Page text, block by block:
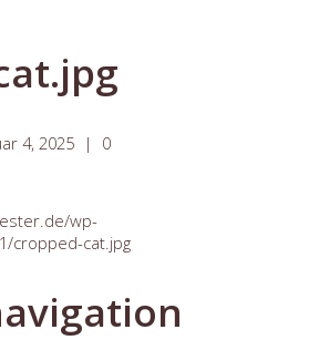
4, 2025 | 0
wp-
cropped-cat.jpg